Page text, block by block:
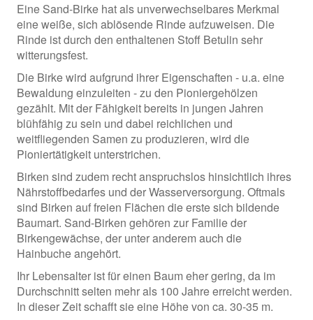
Eine Sand-Birke hat als unverwechselbares Merkmal
eine weiße, sich ablösende Rinde aufzuweisen. Die
Rinde ist durch den enthaltenen Stoff Betulin sehr
witterungsfest.
Die Birke wird aufgrund ihrer Eigenschaften - u.a. eine
Bewaldung einzuleiten - zu den Pioniergehölzen
gezählt. Mit der Fähigkeit bereits in jungen Jahren
blühfähig zu sein und dabei reichlichen und
weitfliegenden Samen zu produzieren, wird die
Pioniertätigkeit unterstrichen.
Birken sind zudem recht anspruchslos hinsichtlich ihres
Nährstoffbedarfes und der Wasserversorgung. Oftmals
sind Birken auf freien Flächen die erste sich bildende
Baumart. Sand-Birken gehören zur Familie der
Birkengewächse, der unter anderem auch die
Hainbuche angehört.
Ihr Lebensalter ist für einen Baum eher gering, da im
Durchschnitt selten mehr als 100 Jahre erreicht werden.
In dieser Zeit schafft sie eine Höhe von ca. 30-35 m.